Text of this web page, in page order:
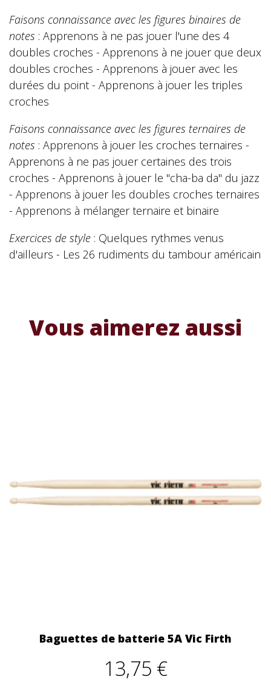
Faisons connaissance avec les figures binaires de
notes : Apprenons à ne pas jouer l'une des 4
doubles croches - Apprenons à ne jouer que deux
doubles croches - Apprenons à jouer avec les
durées du point - Apprenons à jouer les triples
croches
Faisons connaissance avec les figures ternaires de
notes : Apprenons à jouer les croches ternaires -
Apprenons à ne pas jouer certaines des trois
croches - Apprenons à jouer le "cha-ba da" du jazz
- Apprenons à jouer les doubles croches ternaires
- Apprenons à mélanger ternaire et binaire
Exercices de style : Quelques rythmes venus
d'ailleurs - Les 26 rudiments du tambour américain
Vous aimerez aussi
Baguettes de batterie 5A Vic Firth
13,75 €